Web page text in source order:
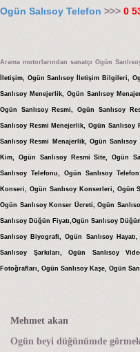
Ogün Salısoy Telefon >>> 0
Arama motorlarından sanatçı Ogün
İletişim, Ogün Sanlısoy İletişim Bilgileri,
Sanlısoy Menejerlik, Ogün Sanlısoy
Ogün Sanlısoy Resmi, Ogün Sanlısoy
Sanlısoy Resmi Menejerlik, Ogün
Sanlısoy Resmi Menajerlik, Ogün
Kim, Ogün Sanlısoy Resmi Site, Ogün
Sanlısoy Telefonu, Ogün Sanlısoy
Konseri, Ogün Sanlısoy Konserleri, Ogün
Ogün Sanlısoy Konser Ücreti, Ogün
Sanlısoy Düğün Fiyatı,Ogün Sanlısoy
Sanlısoy Biyografi, Ogün Sanlısoy
Sanlısoy Şarkıları, Ogün Sanlısoy
Fotoğrafları, Ogün Sanlısoy Kaşe, Ogün
Mehmet akan
Ogün beyi düğünümde